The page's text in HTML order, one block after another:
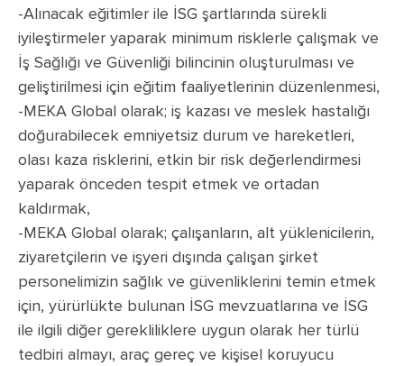
-Alınacak eğitimler ile İSG şartlarında sürekli
iyileştirmeler yaparak minimum risklerle çalışmak ve
İş Sağlığı ve Güvenliği bilincinin oluşturulması ve
geliştirilmesi için eğitim faaliyetlerinin düzenlenmesi,
-MEKA Global olarak; iş kazası ve meslek hastalığı
doğurabilecek emniyetsiz durum ve hareketleri,
olası kaza risklerini, etkin bir risk değerlendirmesi
yaparak önceden tespit etmek ve ortadan
kaldırmak,
-MEKA Global olarak; çalışanların, alt yüklenicilerin,
ziyaretçilerin ve işyeri dışında çalışan şirket
personelimizin sağlık ve güvenliklerini temin etmek
için, yürürlükte bulunan İSG mevzuatlarına ve İSG
ile ilgili diğer gerekliliklere uygun olarak her türlü
tedbiri almayı, araç gereç ve kişisel koruyucu